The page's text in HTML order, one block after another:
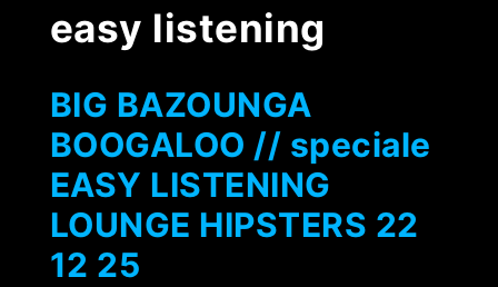
easy listening
BIG BAZOUNGA
BOOGALOO // speciale
EASY LISTENING
LOUNGE HIPSTERS 22
12 25